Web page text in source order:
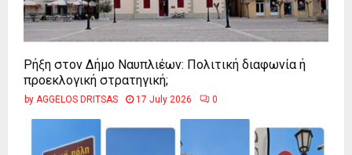
Ρήξη στον Δήμο Ναυπλιέων: Πολιτική διαφωνία ή
προεκλογική στρατηγική;
by AGGELOS DRITSAS 17 July 2026 0